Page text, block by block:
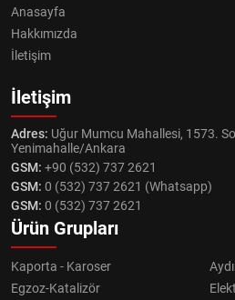
Anasayfa
Hakkımızda
İletişim
İletişim
Adres: Uğur Mumcu Mahallesi, 1573.
Yenimahalle/Ankara
GSM: +90 (532) 737 2621
GSM: 0 (532) 737 2621 (Whatsapp)
GSM: 0 (532) 737 2621
Ürün Grupları
Kaporta - Karoser
Egzoz-Katalizör